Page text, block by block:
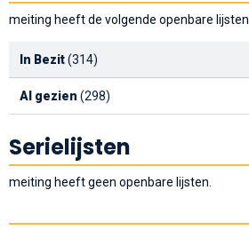
meiting heeft de volgende openbare lijsten.
In Bezit(314)
Al gezien (298)
Serielijsten
meiting heeft geen openbare lijsten.